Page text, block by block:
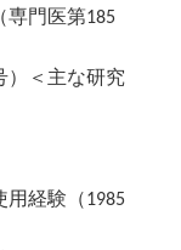
専門医第185
）＜主な研究
経験（1985